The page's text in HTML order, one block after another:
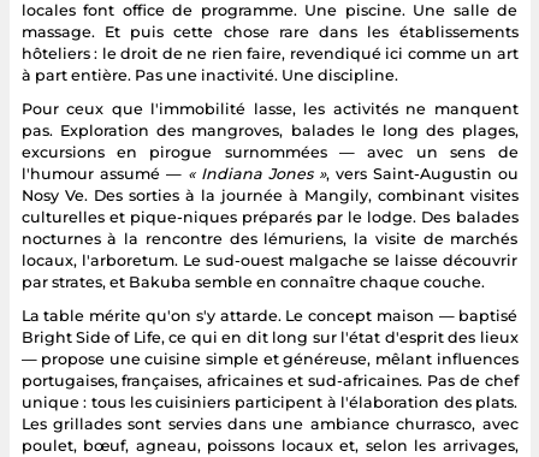
locales font office de programme. Une piscine. Une salle de
massage. Et puis cette chose rare dans les établissements
hôteliers : le droit de ne rien faire, revendiqué ici comme un art
à part entière. Pas une inactivité. Une discipline.
Pour ceux que l'immobilité lasse, les activités ne manquent
pas. Exploration des mangroves, balades le long des plages,
excursions en pirogue surnommées — avec un sens de
l'humour assumé — « Indiana Jones », vers Saint-Augustin ou
Nosy Ve. Des sorties à la journée à Mangily, combinant visites
culturelles et pique-niques préparés par le lodge. Des balades
nocturnes à la rencontre des lémuriens, la visite de marchés
locaux, l'arboretum. Le sud-ouest malgache se laisse découvrir
par strates, et Bakuba semble en connaître chaque couche.
La table mérite qu'on s'y attarde. Le concept maison — baptisé
Bright Side of Life, ce qui en dit long sur l'état d'esprit des lieux
— propose une cuisine simple et généreuse, mêlant influences
portugaises, françaises, africaines et sud-africaines. Pas de chef
unique : tous les cuisiniers participent à l'élaboration des plats.
Les grillades sont servies dans une ambiance churrasco, avec
poulet, bœuf, agneau, poissons locaux et, selon les arrivages,